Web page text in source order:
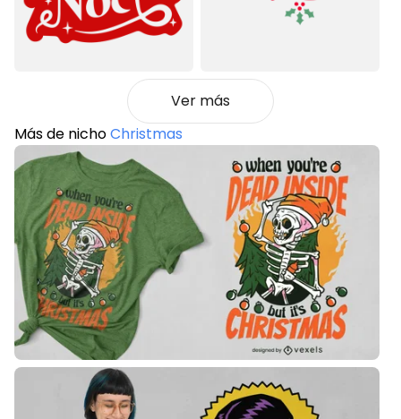
Ver más
Más de nichoChristmas